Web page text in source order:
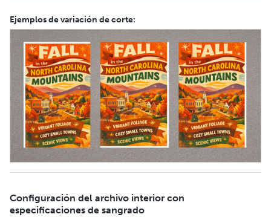
Ejemplos de variación de corte:
Configuración del archivo interior con
especificaciones de sangrado